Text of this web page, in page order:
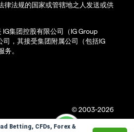
Betting, CFDs, Forex &
律法规的国家或管辖地之人发送或供
IG集团控股有限公司（IG Group
司，其接受集团附属公司（包括IG
。
© 2003-2026